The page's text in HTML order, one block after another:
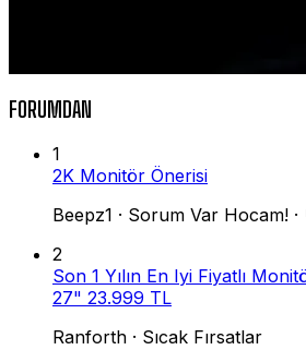
FORUMDAN
1
2K Monitör Önerisi
Beepz1 · Sorum Var Hocam! ·
2
Son 1 Yılın En Iyi Fiyatlı
27" 23.999 TL
Ranforth · Sıcak Fırsatlar